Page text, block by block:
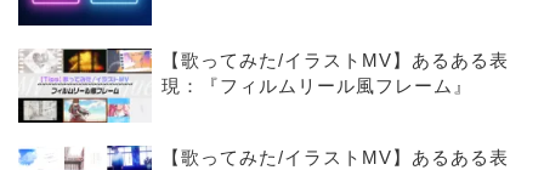
【歌ってみた/イラストMV】あるある表
現：『フィルムリール風フレーム』
【歌ってみた/イラストMV】あるある表